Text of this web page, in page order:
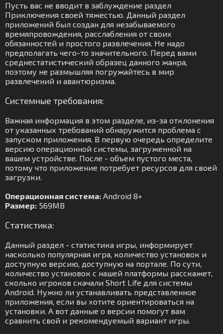
Пусть вас не вводит в заблуждение раздел
Приключения своей тяжестью. Данный раздел
приложений был создан для незабываемого
времяпровождения, расслабления от своих
обязанностей и простого развлечения. Не надо
предполагать чего-то значительного. Перед вами
среднестатистический образец данного жанра,
поэтому не размышляя погружайтесь в мир
развлечений и авантюризма.
Системные требования:
Важная информация в этом разделе, из-за отклонения
от указанных требований обнаружится проблема с
запуском приложения. В первую очередь определите
версию операционной системы, загруженной на
вашем устройстве. После - объем пустого места,
потому что приложение потребует ресурсов для своей
загрузки.
Операционная система: Android 8+
Размер: 569MB
Статистика:
Данный раздел - статистика игры, информирует
насколько популярная игра, количество установок и
доступную версию, доступную на портале. По сути,
количество установок с нашей платформы расскажет,
сколько игроков скачали Short Life для системы
Android. Нужно ли устанавливать представленное
приложения, если вы хотите ориентироваться на
установки. А вот данные о версии помогут вам
сравнить свой и рекомендуемый вариант игры.